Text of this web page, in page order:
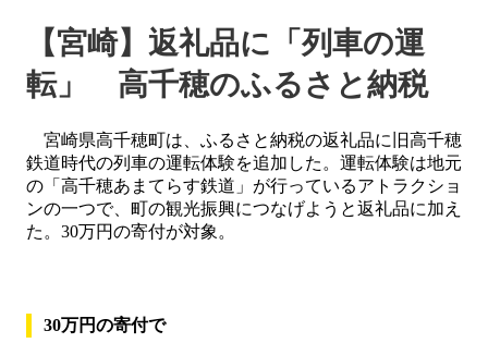
【宮崎】返礼品に「列車の運
転」 高千穂のふるさと納税
宮崎県高千穂町は、ふるさと納税の返礼品に旧高千穂
鉄道時代の列車の運転体験を追加した。運転体験は地元
の「高千穂あまてらす鉄道」が行っているアトラクショ
ンの一つで、町の観光振興につなげようと返礼品に加え
た。30万円の寄付が対象。
30万円の寄付で